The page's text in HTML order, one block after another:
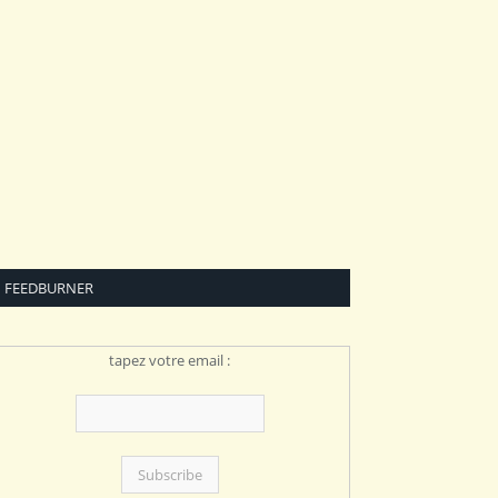
FEEDBURNER
tapez votre email :